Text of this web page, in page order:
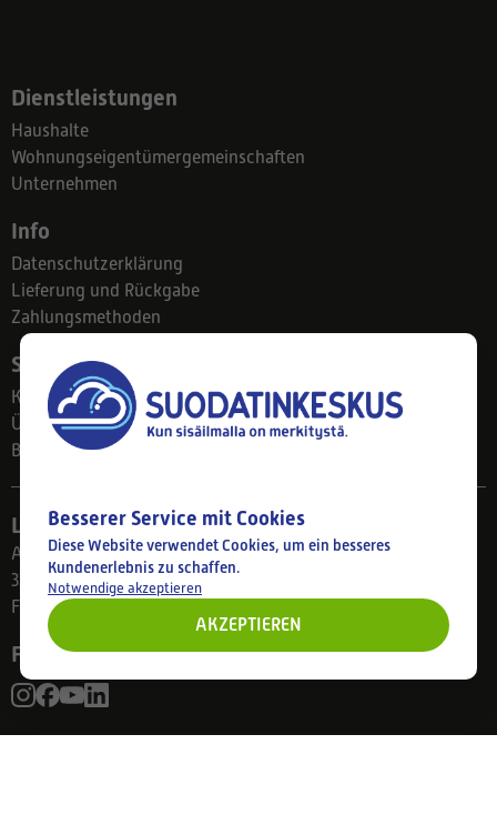
Dienstleistungen
Haushalte
Wohnungseigentümergemeinschaften
Unternehmen
Info
Datenschutzerklärung
Lieferung und Rückgabe
Zahlungsmethoden
Suodatinkeskus
Kontakt
Über uns
Blog
Ladengeschäft
Ahlmanintie 61
33800 Tampere
Finnland
Folgen Sie uns
Besserer Service mit Cookies
Diese Website verwendet Cookies, um ein besseres
Kundenerlebnis zu schaffen.
Notwendige akzeptieren
AKZEPTIEREN